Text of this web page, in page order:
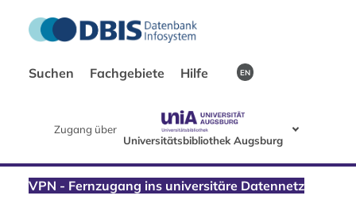
Suchen Fachgebiete Hilfe EN
Zugang über
Universitätsbibliothek Augsburg
VPN - Fernzugang ins universitäre Datennetz